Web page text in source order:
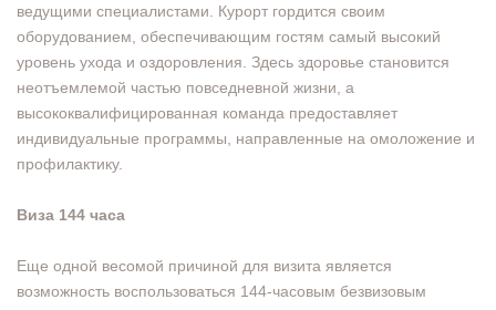
ведущими специалистами. Курорт гордится своим
оборудованием, обеспечивающим гостям самый высокий
уровень ухода и оздоровления. Здесь здоровье становится
неотъемлемой частью повседневной жизни, а
высококвалифицированная команда предоставляет
индивидуальные программы, направленные на омоложение и
профилактику.
Виза 144 часа
Еще одной весомой причиной для визита является
возможность воспользоваться 144-часовым безвизовым